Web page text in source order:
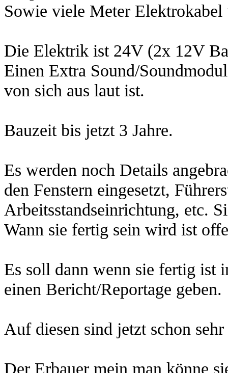
Sowie viele Meter
Die Elektrik ist 24V (2x 12V
Einen Extra Sound/
von sich aus laut ist.
Bauzeit bis jetzt 3 Jahre.
Es werden noch Details
den Fenstern eingesetzt,
Arbeitsstandseinrichtung, etc.
Wann sie fertig sein wird ist
Es soll dann wenn sie fertig ist
einen Bericht/Reportage geben.
Auf diesen sind jetzt schon
Der Erbauer mein man könne